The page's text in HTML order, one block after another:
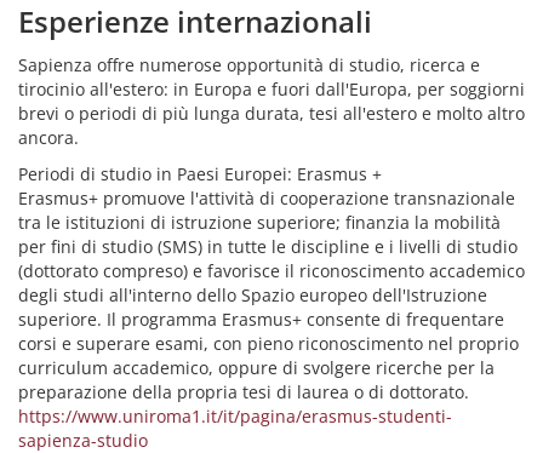
Esperienze internazionali
Sapienza offre numerose opportunità di studio, ricerca e
tirocinio all'estero: in Europa e fuori dall'Europa, per soggiorni
brevi o periodi di più lunga durata, tesi all'estero e molto altro
ancora.
Periodi di studio in Paesi Europei: Erasmus +
Erasmus+ promuove l'attività di cooperazione transnazionale
tra le istituzioni di istruzione superiore; finanzia la mobilità
per fini di studio (SMS) in tutte le discipline e i livelli di studio
(dottorato compreso) e favorisce il riconoscimento accademico
degli studi all'interno dello Spazio europeo dell'Istruzione
superiore. Il programma Erasmus+ consente di frequentare
corsi e superare esami, con pieno riconoscimento nel proprio
curriculum accademico, oppure di svolgere ricerche per la
preparazione della propria tesi di laurea o di dottorato.
https://www.uniroma1.it/it/pagina/erasmus-studenti-
sapienza-studio